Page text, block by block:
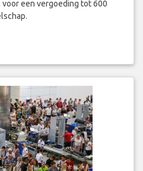
voor een vergoeding tot 600